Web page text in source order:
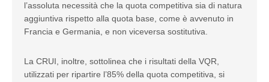
l’assoluta necessità che la quota competitiva sia di natura
aggiuntiva rispetto alla quota base, come è avvenuto in
Francia e Germania, e non viceversa sostitutiva.
La CRUI, inoltre, sottolinea che i risultati della VQR,
utilizzati per ripartire l’85% della quota competitiva, si